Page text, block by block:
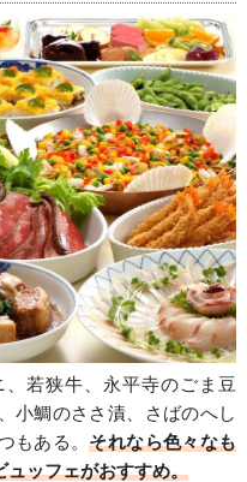
若狭牛、永平寺のごま豆
小鯛のささ漬、さばのへし
もある。それなら色々なも
ュッフェがおすすめ。